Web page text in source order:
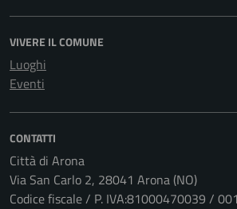
VIVERE IL COMUNE
Luoghi
Eventi
CONTATTI
Città di Arona
Via San Carlo 2, 28041 Arona (NO)
Codice fiscale / P. IVA:81000470039 /